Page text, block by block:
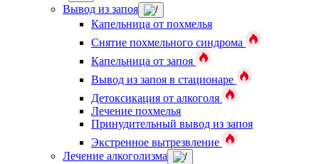
Вывод из запоя
Капельница от похмелья
Снятие похмельного синдрома
Капельница от запоя
Вывод из запоя в стационаре
Детоксикация от алкоголя
Лечение похмелья
Принудительный вывод из запоя
Экстренное вытрезвление
Лечение алкоголизма